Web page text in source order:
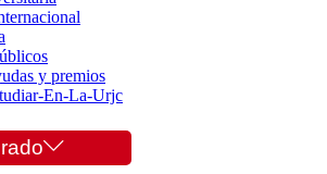
y premios
En-La-Urjc